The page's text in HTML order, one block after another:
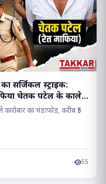
सर्जिकल स्ट्राइक:
चेतक पटेल के काले
का भंडाफोड़, करीब ₹5
55